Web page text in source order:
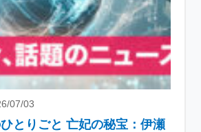
07/03
とりごと 亡妃の秘宝：伊瀬